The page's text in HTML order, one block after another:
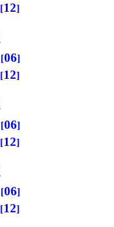
12
06
12
06
12
06
12